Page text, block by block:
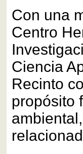
Con una
Centro
Ciencia
Recinto
propósito